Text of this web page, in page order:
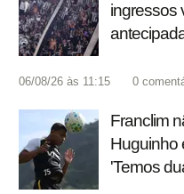
ingressos
06/08/26 às 11:15 0
Franclim
Huguinho
'Temos